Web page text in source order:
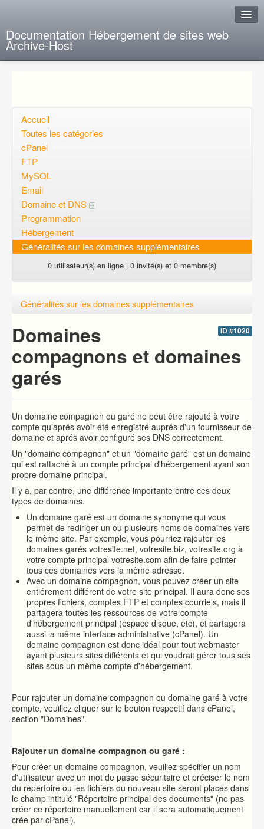
Documentation Hébergement de sites web
Archive-Host
Questions ouvertes
Voulez-vous vous inscrire?
Connexion
Accueil
Toutes les catégories
cPanel
FTP
MySQL
Email
Domaine et DNS
Programmation
Hébergement
Généralités sur les domaines supplémentaires
0 utilisateur(s) en ligne | 0 invité(s) et 0 membre(s)
Généralités sur les domaines supplémentaires
ID #1020
Domaines
compagnons et domaines
garés
Un domaine compagnon ou garé ne peut être rajouté à votre
compte qu'aprés avoir été enregistré auprés d'un fournisseur de
domaine et aprés avoir configuré ses DNS correctement.
Un "domaine compagnon" et un "domaine garé" est un domaine
qui est rattaché à un compte principal d'hébergement ayant son
propre domaine principal.
Il y a, par contre, une différence importante entre ces deux
types de domaines.
Un domaine garé est un domaine synonyme qui vous
permet de rediriger un ou plusieurs noms de domaines vers
le même site. Par exemple, vous pourriez rajouter les
domaines garés votresite.net, votresite.biz, votresite.org à
votre compte principal votresite.com afin de faire pointer
tous ces domaines vers la même adresse.
Avec un domaine compagnon, vous pouvez créer un site
entiérement différent de votre site principal. Il aura donc ses
propres fichiers, comptes FTP et comptes courriels, mais il
partagera toutes les ressources de votre compte
d'hébergement principal (espace disque, etc), et partagera
aussi la même interface administrative (cPanel). Un
domaine compagnon est donc idéal pour tout webmaster
ayant plusieurs sites différents et qui voudrait gérer tous ses
sites sous un même compte d'hébergement.
Pour rajouter un domaine compagnon ou domaine garé à votre
compte, veuillez cliquer sur le bouton respectif dans cPanel,
section "Domaines".
Rajouter un domaine compagnon ou garé :
Pour créer un domaine compagnon, veuillez spécifier un nom
d'utilisateur avec un mot de passe sécuritaire et préciser le nom
du répertoire ou les fichiers du nouveau site seront placés dans
le champ intitulé "Répertoire principal des documents" (ne pas
créer ce répertoire manuellement car il sera automatiquement
crée par cPanel).